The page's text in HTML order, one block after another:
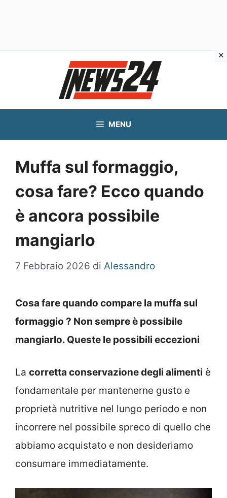
MENU
Muffa sul formaggio,
cosa fare? Ecco quando
è ancora possibile
mangiarlo
7 Febbraio 2026 di Alessandro
Cosa fare quando compare la muffa sul
formaggio ? Non sempre è possibile
mangiarlo. Queste le possibili eccezioni
La corretta conservazione degli alimenti è
fondamentale per mantenerne gusto e
proprietà nutritive nel lungo periodo e non
incorrere nel possibile spreco di quello che
abbiamo acquistato e non desideriamo
consumare immediatamente.